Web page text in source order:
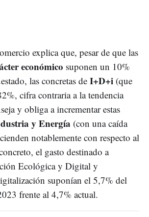
explica que, pesar de que las
económico suponen un 10%
las concretas deI+D+i (que
cifra contraria a la tendencia
y obliga a incrementar estas
y Energía (con una caída
notablemente con respecto al
el gasto destinado a
Ecológica y Digital y
suponían el 5,7% del
frente al 4,7% actual.